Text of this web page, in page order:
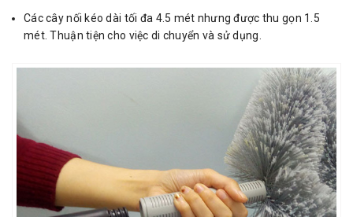
Các cây nối kéo dài tối đa 4.5 mét nhưng được thu gọn 1.5
mét. Thuận tiện cho việc di chuyển và sử dụng.